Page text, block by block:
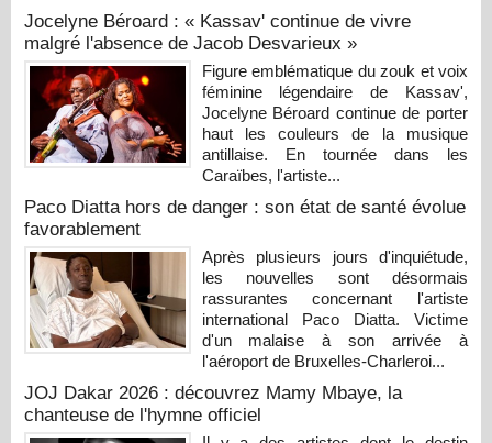
Jocelyne Béroard : « Kassav' continue de vivre
malgré l'absence de Jacob Desvarieux »
Figure emblématique du zouk et voix
féminine légendaire de Kassav',
Jocelyne Béroard continue de porter
haut les couleurs de la musique
antillaise. En tournée dans les
Caraïbes, l'artiste...
Paco Diatta hors de danger : son état de santé évolue
favorablement
Après plusieurs jours d'inquiétude,
les nouvelles sont désormais
rassurantes concernant l'artiste
international Paco Diatta. Victime
d'un malaise à son arrivée à
l'aéroport de Bruxelles-Charleroi...
JOJ Dakar 2026 : découvrez Mamy Mbaye, la
chanteuse de l'hymne officiel